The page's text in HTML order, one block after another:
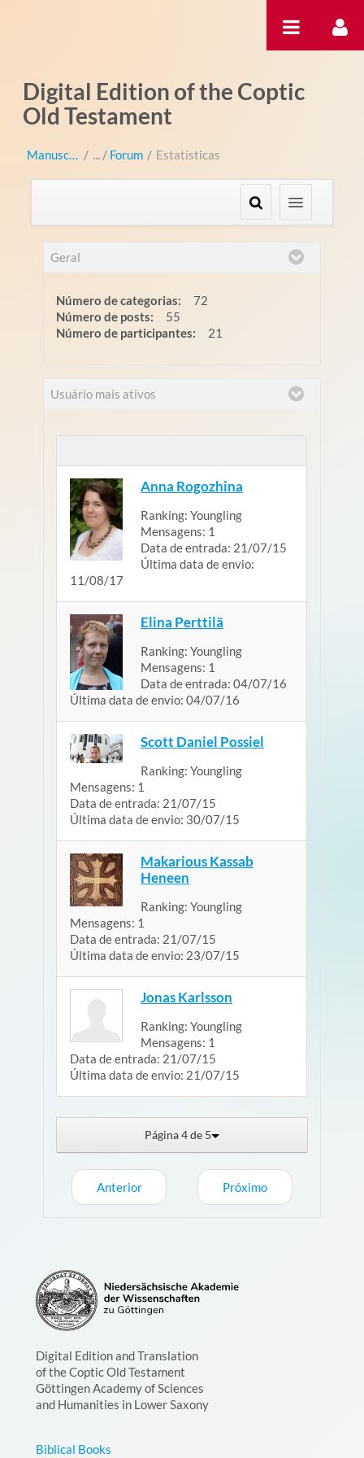
Digital Edition of the Coptic
Old Testament
Manuscripts / Forum / Estatísticas
Geral
Número de categorias:
72
Número de posts:
55
Número de participantes:
21
Usuário mais ativos
Anna Rogozhina
Ranking: Youngling
Mensagens: 1
Data de entrada: 21/07/15
Última data de envio:
11/08/17
Elina Perttilä
Ranking: Youngling
Mensagens: 1
Data de entrada: 04/07/16
Última data de envio: 04/07/16
Scott Daniel Possiel
Ranking: Youngling
Mensagens: 1
Data de entrada: 21/07/15
Última data de envio: 30/07/15
Makarious Kassab
Heneen
Ranking: Youngling
Mensagens: 1
Data de entrada: 21/07/15
Última data de envio: 23/07/15
Jonas Karlsson
Ranking: Youngling
Mensagens: 1
Data de entrada: 21/07/15
Última data de envio: 21/07/15
Página 4 de 5
Anterior Próximo
Digital Edition and Translation
of the Coptic Old Testament
Göttingen Academy of Sciences
and Humanities in Lower Saxony
Biblical Books